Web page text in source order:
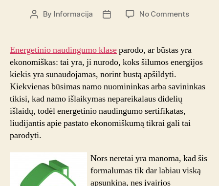
Post
By Informacija
Post
No Commentson
kreiptis,
ją
Energetinio naudingumo klaseparodo, ar būstas yra
ekonomiškas: tai yra, ji nurodo, koks šilumos energijos
kiekis yra sunaudojamas, norint būstą apšildyti.
Kiekvienas būsimas namo nuomininkas arba savininkas
tikisi, kad namo išlaikymas nepareikalaus didelių
išlaidų, todėl energetinio naudingumo sertifikatas,
liudijantis apie pastato ekonomiškumą tikrai gali tai
parodyti.
Nors neretai yra manoma, kad šis
formalumas tik dar labiau viską
apsunkina, nes įvairios